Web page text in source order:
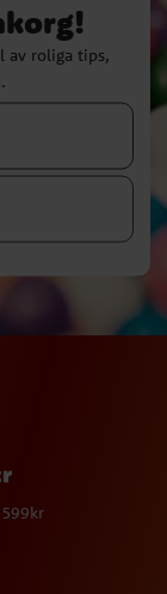
av roliga tips,